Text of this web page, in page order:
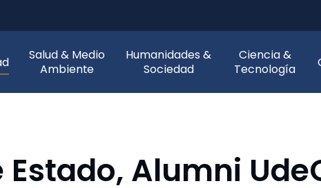
Salud & Medio
Ambiente
Humanidades &
Sociedad
Ciencia &
Tecnología
Alumni